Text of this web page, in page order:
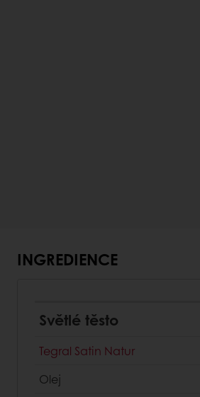
INGREDIENCE
Světlé těsto
Tegral Satin Natur
Olej